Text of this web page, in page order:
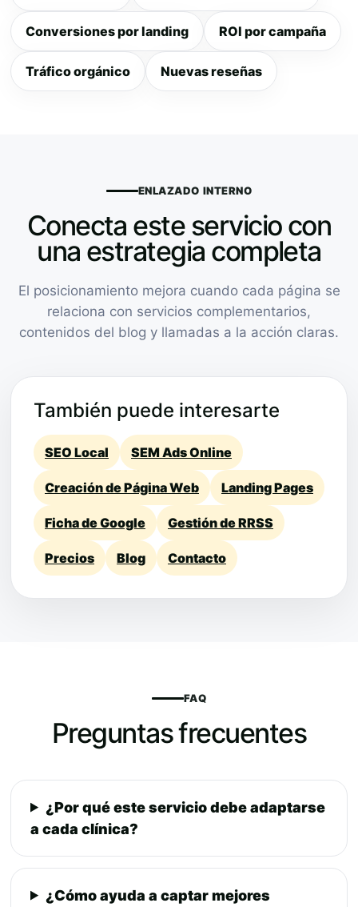
Conversiones por landing ROI por campaña
Tráfico orgánico Nuevas reseñas
ENLAZADO INTERNO
Conecta este servicio con
una estrategia completa
El posicionamiento mejora cuando cada página se
relaciona con servicios complementarios,
contenidos del blog y llamadas a la acción claras.
También puede interesarte
SEO Local SEM Ads Online
Creación de Página Web Landing Pages
Ficha de Google Gestión de RRSS
Precios Blog Contacto
FAQ
Preguntas frecuentes
¿Por qué este servicio debe adaptarse
a cada clínica?
¿Cómo ayuda a captar mejores